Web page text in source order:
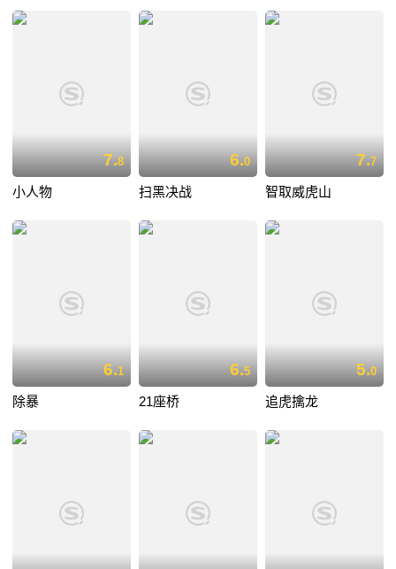
7.8
小人物
6.0
扫黑决战
7.7
智取威虎山
6.1
除暴
6.5
21座桥
5.0
追虎擒龙